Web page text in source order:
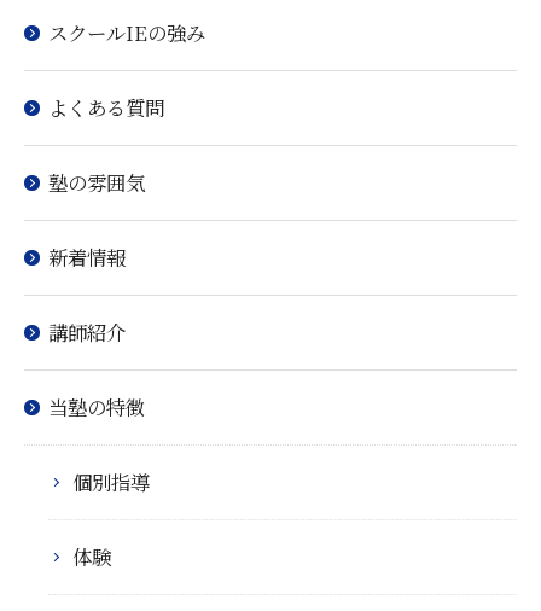
スクールIEの強み
よくある質問
塾の雰囲気
新着情報
講師紹介
当塾の特徴
個別指導
体験